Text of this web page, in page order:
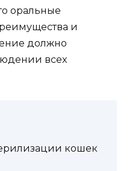
оральные
и
должно
всех
кошек